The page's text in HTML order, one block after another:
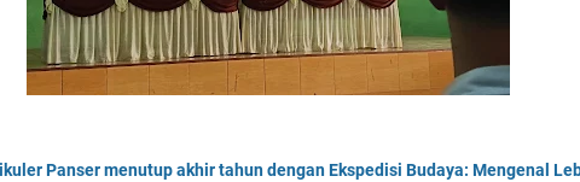
Panser menutup akhir tahun dengan Ekspedisi Budaya: Mengenal